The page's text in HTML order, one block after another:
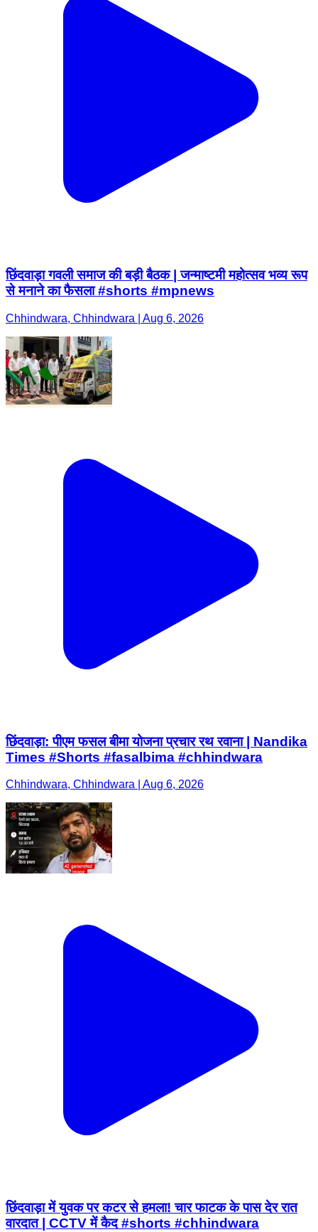
छिंदवाड़ा गवली समाज की बड़ी बैठक | जन्माष्टमी महोत्सव भव्य रूप
से मनाने का फैसला #shorts #mpnews
Chhindwara, Chhindwara | Aug 6, 2026
छिंदवाड़ा: पीएम फसल बीमा योजना प्रचार रथ रवाना | Nandika
Times #Shorts #fasalbima #chhindwara
Chhindwara, Chhindwara | Aug 6, 2026
छिंदवाड़ा में युवक पर कटर से हमला! चार फाटक के पास देर रात
वारदात | CCTV में कैद #shorts #chhindwara